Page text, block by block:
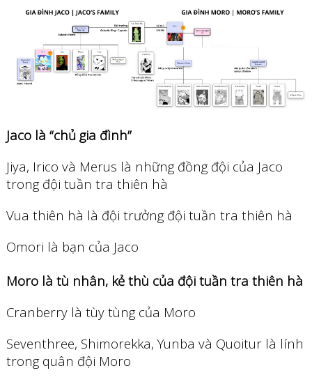
Jaco là “chủ gia đình”
Jiya, Irico và Merus là những đồng đội của Jaco
trong đội tuần tra thiên hà
Vua thiên hà là đội trưởng đội tuần tra thiên hà
Omori là bạn của Jaco
Moro là tù nhân, kẻ thù của đội tuần tra thiên hà
Cranberry là tùy tùng của Moro
Seventhree, Shimorekka, Yunba và Quoitur là lính
trong quân đội Moro